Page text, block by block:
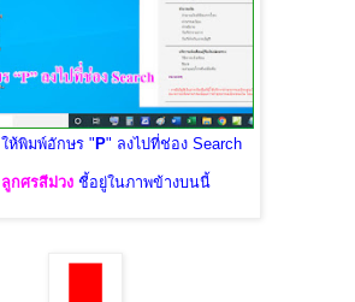
ให้พิมพ์อักษร " P" ลงไปที่ช่อง Search
ลูกศรสีม่วงชี้อยู่ในภาพข้างบนนี้